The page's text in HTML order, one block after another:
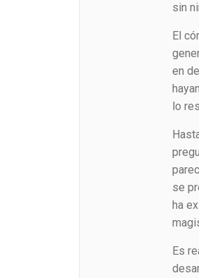
sin
El
en
lo
se
ha
Es